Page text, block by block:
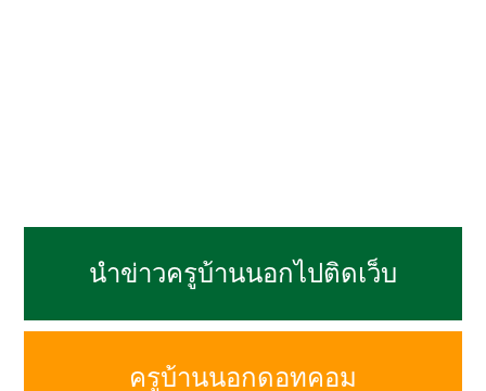
นำข่าวครูบ้านนอกไปติดเว็บ
ครูบ้านนอกดอทคอม